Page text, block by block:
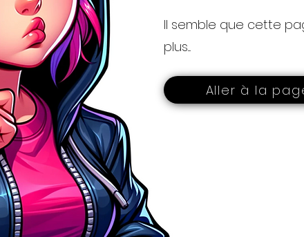
Il semble que cette
plus....
Aller à la